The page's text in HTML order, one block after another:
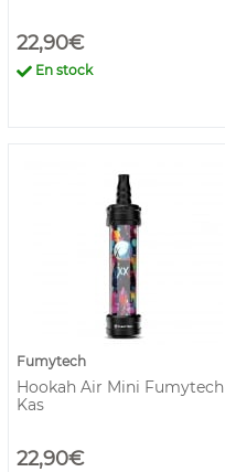
22,90€
En stock
Fumytech
Hookah Air Mini Fumytech
Kas
22,90€